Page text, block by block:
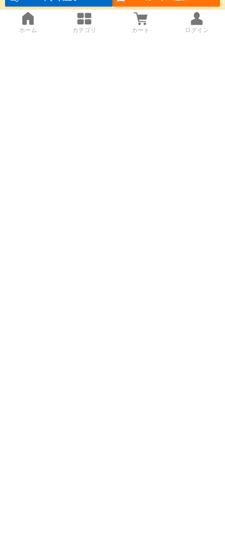
ホーム カテゴリ カート ログイン